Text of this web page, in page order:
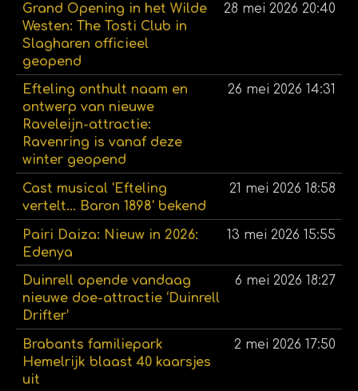
Grand Opening in het Wilde
Westen: The Tosti Club in
Slagharen officieel
geopend
28 mei 2026 20:40
Efteling onthult naam en
ontwerp van nieuwe
Raveleijn-attractie:
Ravenring is vanaf deze
winter geopend
26 mei 2026 14:31
Cast musical 'Efteling
vertelt... Baron 1898' bekend
21 mei 2026 18:58
Pairi Daiza: Nieuw in 2026:
Edenya
13 mei 2026 15:55
Duinrell opende vandaag
nieuwe doe-attractie ‘Duinrell
Drifter’
6 mei 2026 18:27
Brabants familiepark
Hemelrijk blaast 40 kaarsjes
uit
2 mei 2026 17:50